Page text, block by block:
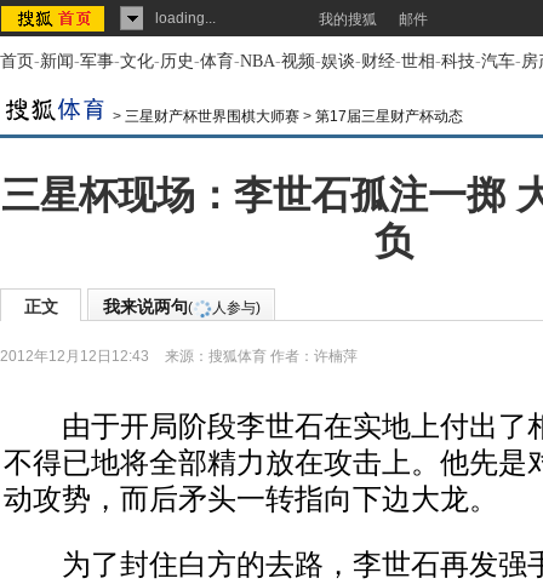
loading... 我的搜狐 邮件
首页-新闻-军事-文化-历史-体育-NBA-视频-娱谈-财经-世相-科技-汽车-房
> 三星财产杯世界围棋大师赛 > 第17届三星财产杯动态
三星杯现场：李世石孤注一掷
负
正文 我来说两句( 人参与)
2012年12月12日12:43 来源： 搜狐体育 作者：许楠萍
由于开局阶段李世石在实地上付出了
不得已地将全部精力放在攻击上。他先是
动攻势，而后矛头一转指向下边大龙。
为了封住白方的去路，李世石再发强